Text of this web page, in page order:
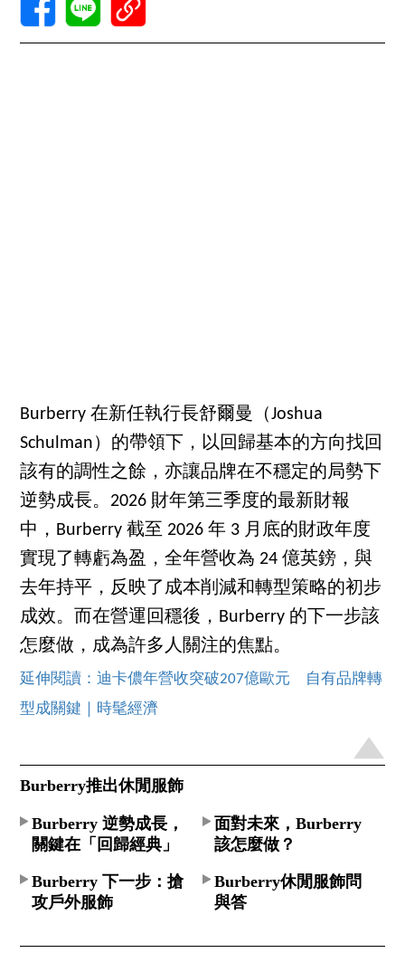
Burberry 在新任執行長舒爾曼（Joshua
Schulman）的帶領下，以回歸基本的方向找回
該有的調性之餘，亦讓品牌在不穩定的局勢下
逆勢成長。2026 財年第三季度的最新財報
中，Burberry 截至 2026 年 3 月底的財政年度
實現了轉虧為盈，全年營收為 24 億英鎊，與
去年持平，反映了成本削減和轉型策略的初步
成效。而在營運回穩後，Burberry 的下一步該
怎麼做，成為許多人關注的焦點。
延伸閱讀：迪卡儂年營收突破207億歐元 自有品牌轉
型成關鍵｜時髦經濟
Burberry推出休閒服飾
Burberry 逆勢成長，
關鍵在「回歸經典」
面對未來，Burberry
該怎麼做？
Burberry 下一步：搶
攻戶外服飾
Burberry休閒服飾問
與答